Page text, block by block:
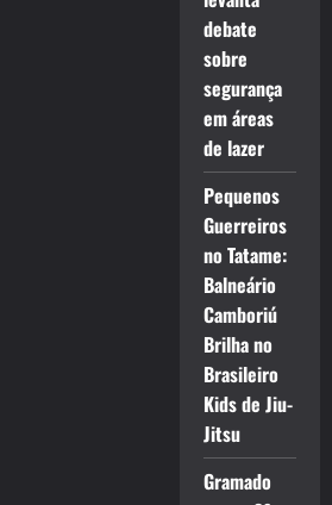
debate
sobre
segurança
em áreas
de lazer
Pequenos
Guerreiros
no Tatame:
Balneário
Camboriú
Brilha no
Brasileiro
Kids de Jiu-
Jitsu
Gramado